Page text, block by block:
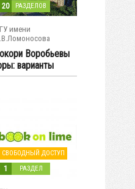
20 РАЗДЕЛОВ
имени
Воробьевы
варианты
СВОБОДНЫЙ ДОСТУП
1 РАЗДЕЛ